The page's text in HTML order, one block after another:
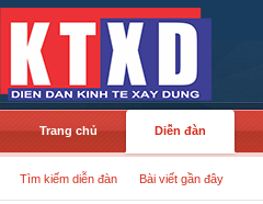
Trang chủ Diễn đàn
Tìm kiếm diễn đàn Bài viết gần đây